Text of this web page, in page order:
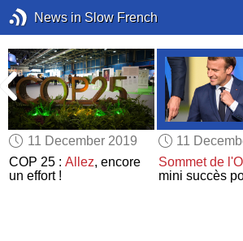
News in Slow French
11 December 2019
COP 25 :Allez, encore
un effort !
11
Sommet de
mini succès